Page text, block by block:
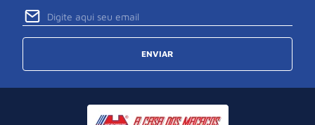
ENVIAR